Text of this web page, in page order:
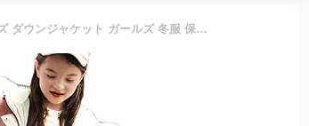
冬 ダウンコート キッズ 女の子 キッズ ダウンジャケット ガールズ 冬服 保温 ロング丈 ピンク フード付き ファー 子供服 150cm 軽量 通学 子ども ダウン80% アウター 防寒 防風 軽量 可愛い カジュアル 厚手保温 かわいい